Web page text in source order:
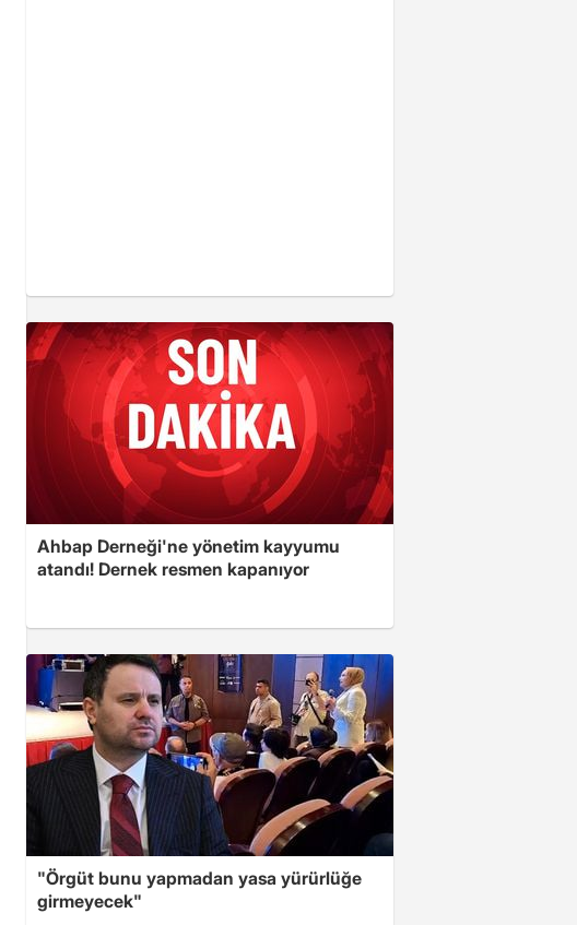
Ahbap Derneği'ne yönetim kayyumu
atandı! Dernek resmen kapanıyor
"Örgüt bunu yapmadan yasa yürürlüğe
girmeyecek"